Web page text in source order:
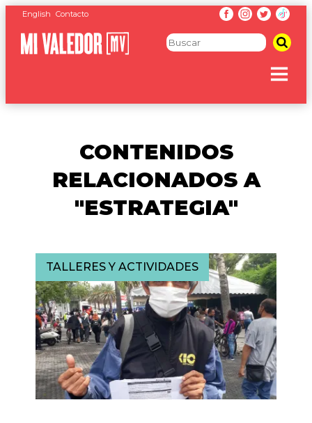
English Contacto
CONTENIDOS
RELACIONADOS A
"ESTRATEGIA"
TALLERES Y ACTIVIDADES